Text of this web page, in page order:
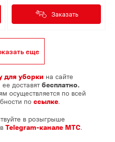
Заказать
еще
для уборки на сайте
доставят бесплатно.
осуществляется по всей
по ссылке.
в розыгрыше
Telegram-канале МТС.